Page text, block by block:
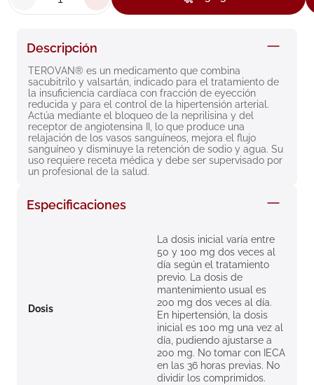
Descripción
TEROVAN® es un medicamento que combina
sacubitrilo y valsartán, indicado para el tratamiento de
la insuficiencia cardíaca con fracción de eyección
reducida y para el control de la hipertensión arterial.
Actúa mediante el bloqueo de la neprilisina y del
receptor de angiotensina II, lo que produce una
relajación de los vasos sanguíneos, mejora el flujo
sanguíneo y disminuye la retención de sodio y agua. Su
uso requiere receta médica y debe ser supervisado por
un profesional de la salud.
Especificaciones
Dosis
La dosis inicial varía entre
50 y 100 mg dos veces al
día según el tratamiento
previo. La dosis de
mantenimiento usual es
200 mg dos veces al día.
En hipertensión, la dosis
inicial es 100 mg una vez al
día, pudiendo ajustarse a
200 mg. No tomar con IECA
en las 36 horas previas. No
dividir los comprimidos.
megacistin
8. roche posay
9. isdin
10.pañales